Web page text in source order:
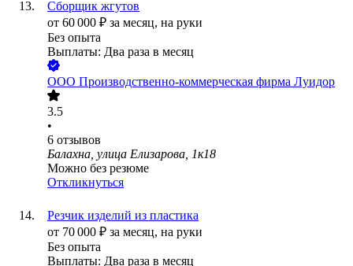
Сборщик жгутов
от 60 000 ₽ за месяц, на руки
Без опыта
Выплаты: Два раза в месяц
ООО Производственно-коммерческая фирма Луидор
3.5
•
6 отзывов
Балахна, улица Елизарова, 1к18
Можно без резюме
Откликнуться
Резчик изделий из пластика
от 70 000 ₽ за месяц, на руки
Без опыта
Выплаты: Два раза в месяц